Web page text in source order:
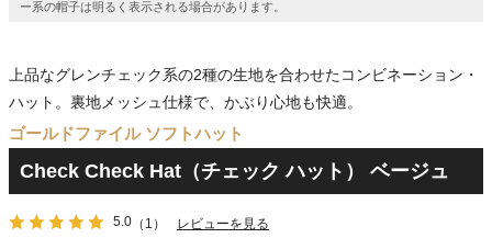
ー系の帽子は明るく表示される場合があります。
上品なグレンチェック系の2種の生地を合わせたコンビネーション・
ハット。裏地メッシュ仕様で、かぶり心地も快適。
ゴールドファイル ソフトハット
Check Check Hat（チェック ハット） ベージュ
5.0 （1） レビューを見る